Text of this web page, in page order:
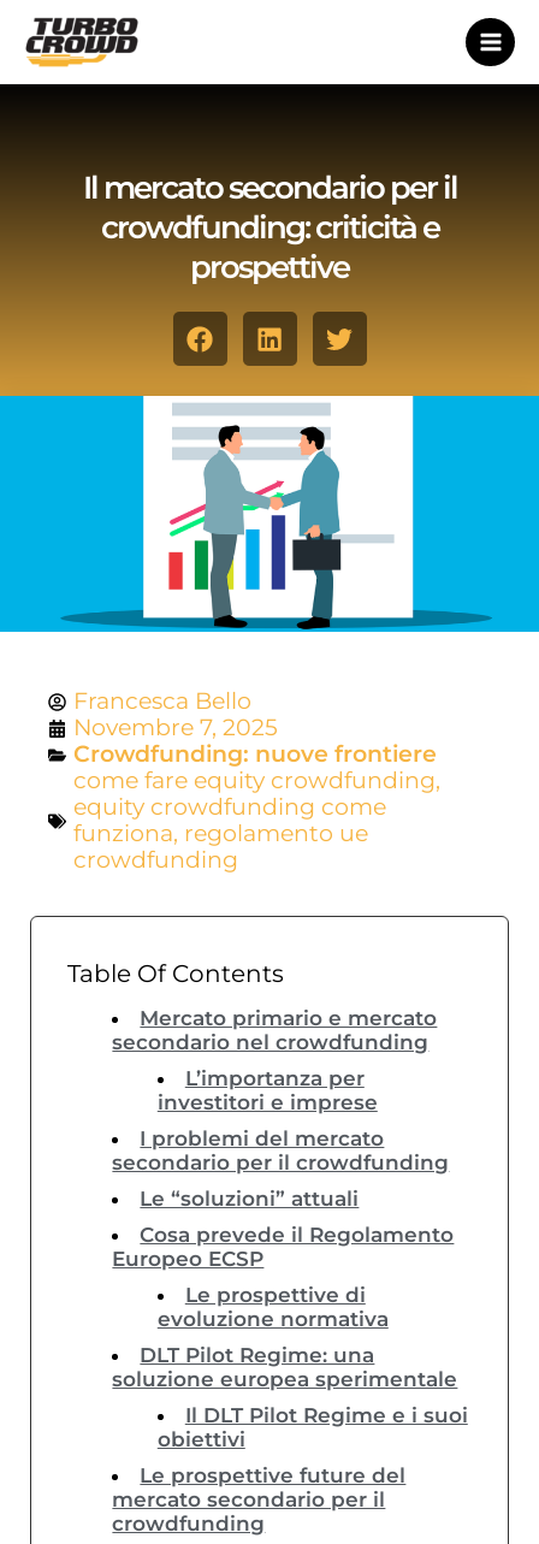
contenuto
Il mercato secondario per il
crowdfunding: criticità e
prospettive
Francesca Bello
Novembre 7, 2025
Crowdfunding: nuove frontiere
come fare equity crowdfunding,
equity crowdfunding come
funziona, regolamento ue
crowdfunding
Table Of Contents
Mercato primario e mercato
secondario nel crowdfunding
L’importanza per
investitori e imprese
I problemi del mercato
secondario per il crowdfunding
Le “soluzioni” attuali
Cosa prevede il Regolamento
Europeo ECSP
Le prospettive di
evoluzione normativa
DLT Pilot Regime: una
soluzione europea sperimentale
Il DLT Pilot Regime e i suoi
obiettivi
Le prospettive future del
mercato secondario per il
crowdfunding